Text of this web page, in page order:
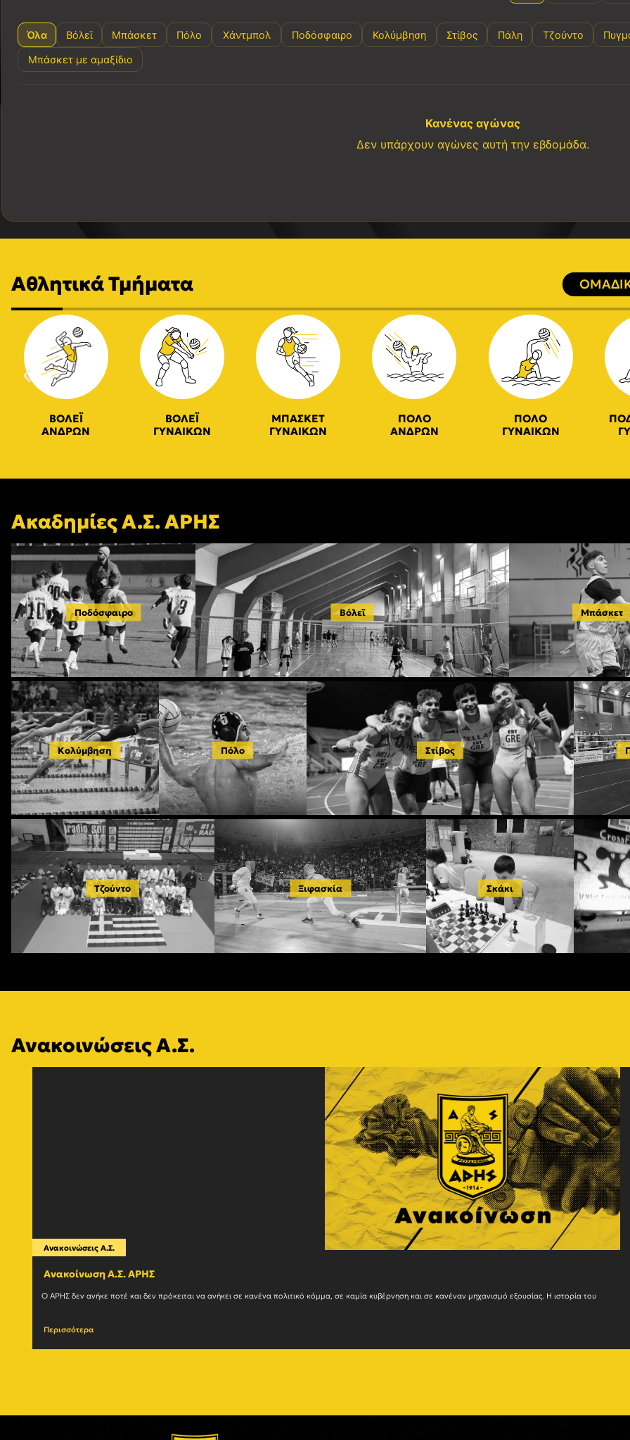
Όλα Βόλεϊ Μπάσκετ Πόλο Χάντμπολ Ποδόσφαιρο Κολύμβηση Στίβος Πάλη Τζούντο
Μπάσκετ με αμαξίδιο
Κανένας αγώνας
Δεν υπάρχουν αγώνες αυτή την εβδομάδα.
Αθλητικά Τμήματα
ΒΟΛΕΪ
ΑΝΔΡΩΝ
ΒΟΛΕΪ
ΓΥΝΑΙΚΩΝ
ΜΠΑΣΚΕΤ
ΓΥΝΑΙΚΩΝ
ΠΟΛΟ
ΑΝΔΡΩΝ
ΠΟΛΟ
ΓΥΝΑΙΚΩΝ
Ακαδημίες Α.Σ. ΑΡΗΣ
Ποδόσφαιρο Βόλεϊ Μπάσκετ
Κολύμβηση Πόλο Στίβος
Τζούντο Ξιφασκία Σκάκι
Ανακοινώσεις Α.Σ.
Ανακοινώσεις Α.Σ.
Ανακοίνωση Α.Σ. ΑΡΗΣ
Περισσότερα